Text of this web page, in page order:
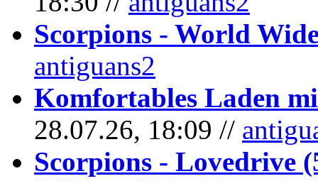
Scorpions - World
antiguans2
Komfortables Laden
28.07.26, 18:09 //
Scorpions - Lovedrive